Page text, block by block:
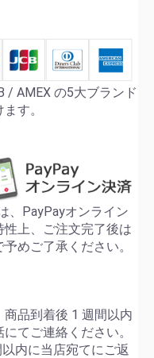
/ AMEX の5大ブランド
す。
、PayPayオンライン
上、ご注文完了後は
めご了承ください。
品到着後 1 週間以内
てご連絡ください。
内に当店宛てにご返